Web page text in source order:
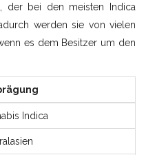
der bei den meisten Indica
werden sie von vielen
es dem Besitzer um den
Indica